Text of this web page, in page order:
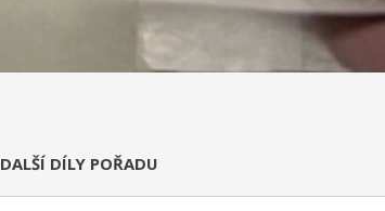
DALŠÍ DÍLY POŘADU